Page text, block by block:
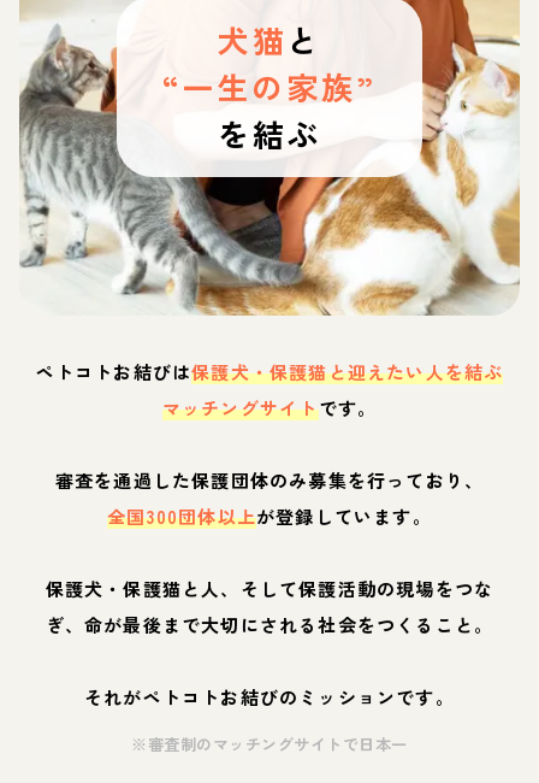
犬猫 と
“一生の家族”
を結ぶ
ペトコトお結びは保護犬・保護猫と迎えたい人を結ぶ
マッチングサイトです。
審査を通過した保護団体のみ募集を行っており、
全国300団体以上が登録しています。
保護犬・保護猫と人、そして保護活動の現場をつな
ぎ、命が最後まで大切にされる社会をつくること。
それがペトコトお結びのミッションです。
※審査制のマッチングサイトで日本一